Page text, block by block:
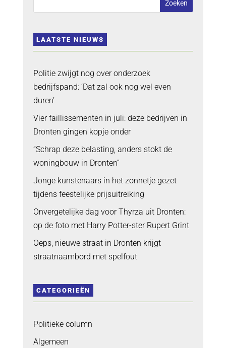
LAATSTE NIEUWS
Politie zwijgt nog over onderzoek
bedrijfspand: ‘Dat zal ook nog wel even
duren’
Vier faillissementen in juli: deze bedrijven in
Dronten gingen kopje onder
“Schrap deze belasting, anders stokt de
woningbouw in Dronten”
Jonge kunstenaars in het zonnetje gezet
tijdens feestelijke prijsuitreiking
Onvergetelijke dag voor Thyrza uit Dronten:
op de foto met Harry Potter-ster Rupert Grint
Oeps, nieuwe straat in Dronten krijgt
straatnaambord met spelfout
CATEGORIEËN
Politieke column
Algemeen